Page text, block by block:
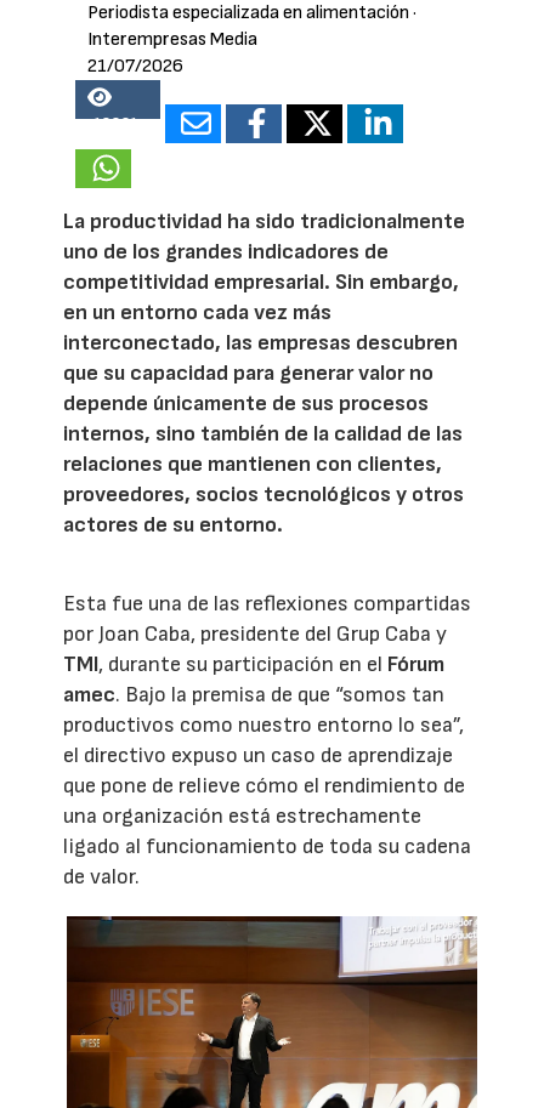
Periodista especializada en alimentación ·
Interempresas Media
21/07/2026
18821
La productividad ha sido tradicionalmente
uno de los grandes indicadores de
competitividad empresarial. Sin embargo,
en un entorno cada vez más
interconectado, las empresas descubren
que su capacidad para generar valor no
depende únicamente de sus procesos
internos, sino también de la calidad de las
relaciones que mantienen con clientes,
proveedores, socios tecnológicos y otros
actores de su entorno.
Esta fue una de las reflexiones compartidas
por Joan Caba, presidente del Grup Caba y
TMI, durante su participación en el Fórum
amec. Bajo la premisa de que “somos tan
productivos como nuestro entorno lo sea”,
el directivo expuso un caso de aprendizaje
que pone de relieve cómo el rendimiento de
una organización está estrechamente
ligado al funcionamiento de toda su cadena
de valor.